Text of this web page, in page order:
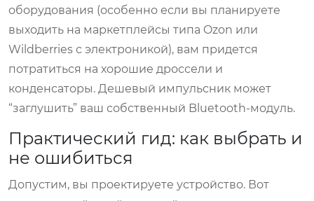
оборудования (особенно если вы планируете
выходить на маркетплейсы типа Ozon или
Wildberries с электроникой), вам придется
потратиться на хорошие дроссели и
конденсаторы. Дешевый импульсник может
“заглушить” ваш собственный Bluetooth-модуль.
Практический гид: как выбрать и
не ошибиться
Допустим, вы проектируете устройство. Вот